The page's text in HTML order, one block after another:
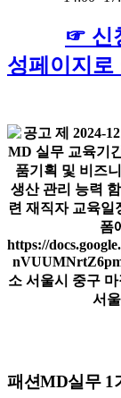
☞ 신
성페이지로
패션MD실무 1